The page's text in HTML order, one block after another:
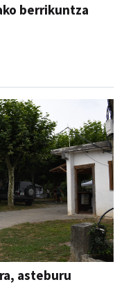
berrikuntza
asteburu